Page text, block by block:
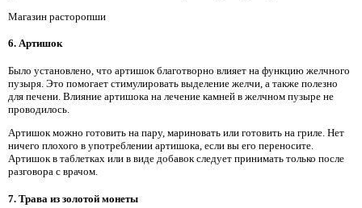
Магазин расторопши
6. Артишок
Было установлено, что артишок благотворно влияет на функцию желчного
пузыря. Это помогает стимулировать выделение желчи, а также полезно
для печени. Влияние артишока на лечение камней в желчном пузыре не
проводилось.
Артишок можно готовить на пару, мариновать или готовить на гриле. Нет
ничего плохого в употреблении артишока, если вы его переносите.
Артишок в таблетках или в виде добавок следует принимать только после
разговора с врачом.
7. Трава из золотой монеты